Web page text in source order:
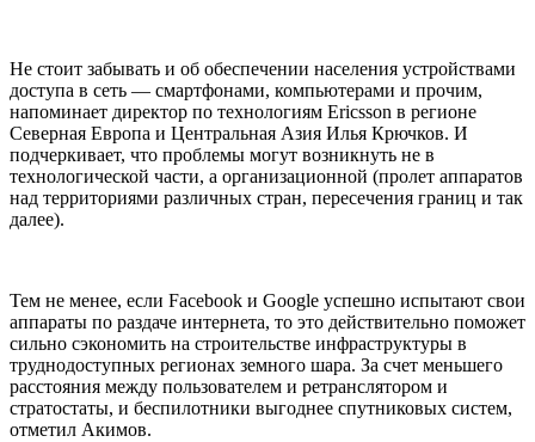
Не стоит забывать и об обеспечении населения устройствами
доступа в сеть — смартфонами, компьютерами и прочим,
напоминает директор по технологиям Ericsson в регионе
Северная Европа и Центральная Азия Илья Крючков. И
подчеркивает, что проблемы могут возникнуть не в
технологической части, а организационной (пролет аппаратов
над территориями различных стран, пересечения границ и так
далее).
Тем не менее, если Facebook и Google успешно испытают свои
аппараты по раздаче интернета, то это действительно поможет
сильно сэкономить на строительстве инфраструктуры в
труднодоступных регионах земного шара. За счет меньшего
расстояния между пользователем и ретранслятором и
стратостаты, и беспилотники выгоднее спутниковых систем,
отметил Акимов.